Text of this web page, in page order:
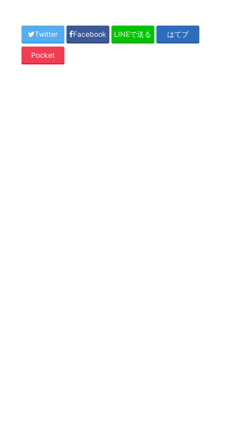
Twitter Facebook LINEで送る はてブ
Pocket